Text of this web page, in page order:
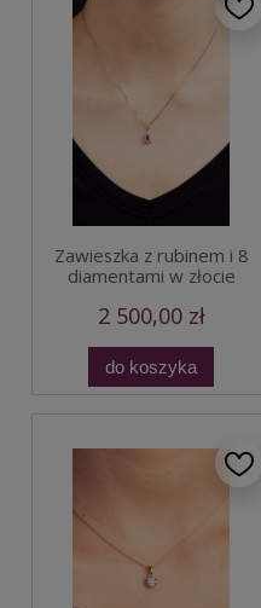
Zawieszka z rubinem i 8
diamentami w złocie
2 500,00 zł
do koszyka